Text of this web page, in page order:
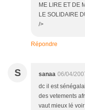
ME LIRE ET DE
LE SOLIDAIRE
/>
Répondre
S sanaa 06/04/
dc il est
des vetements
vaut mieux lé